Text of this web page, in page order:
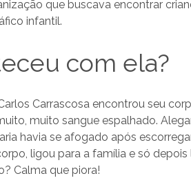
que buscava encontrar
infantil.
com ela?
Carrascosa encontrou seu
muito sangue espalhado.
havia se afogado após
ligou para a família e só
Calma que piora!